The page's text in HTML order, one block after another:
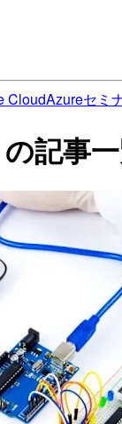
CloudAzureセミ
記事